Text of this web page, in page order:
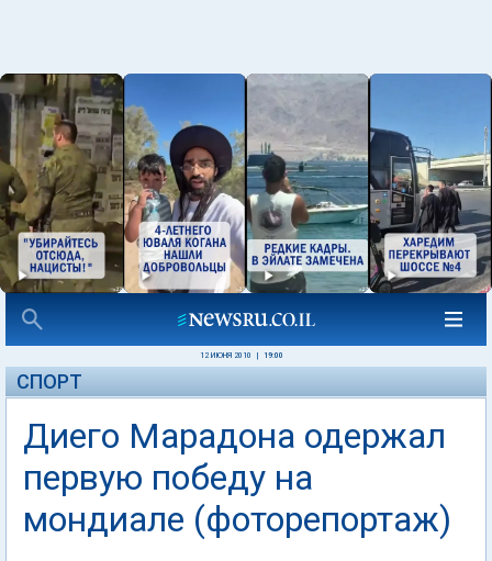
12 ИЮНЯ 2010 19:00
СПОРТ
Диего Марадона одержал
первую победу на
мондиале (фоторепортаж)